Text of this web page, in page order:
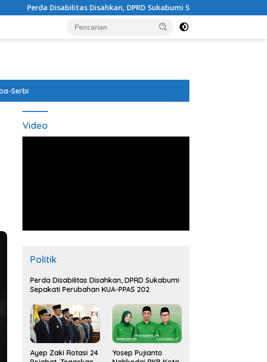
Disahkan, DPRD Sukabumi Sepakati Perubahan KUA-PPAS 202
Serbi
Video
Politik
Perda Disabilitas Disahkan, DPRD Sukabumi
Sepakati Perubahan KUA-PPAS 202
Ayep Zaki Rotasi 24
Yosep Pujianto